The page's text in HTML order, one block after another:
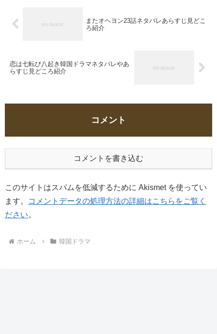
またオヘヨン23話ネタバレあらすじ見どこ
ろ紹介
恋は七転び八起き韓国ドラマネタバレやあ
らすじ見どころ紹介
コメント
コメントを書き込む
このサイトはスパムを低減するために Akismet を使ってい
ます。
コメントデータの処理方法の詳細はこちらをご覧く
ださい。
ホーム 韓国ドラマ